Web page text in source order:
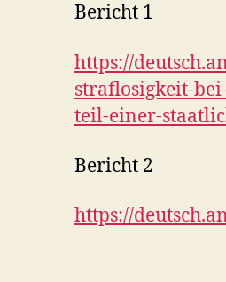
Bericht 1
https://
straflosigkeit-
teil-einer-
Bericht 2
https://